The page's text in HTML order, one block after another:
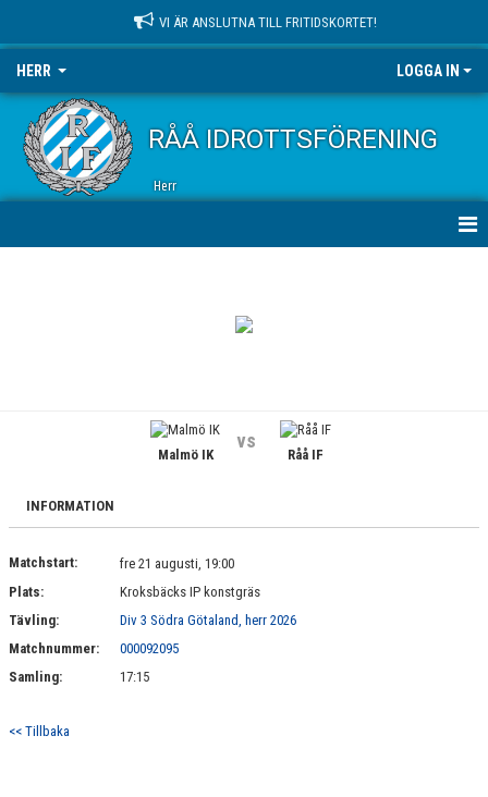
VI ÄR ANSLUTNA TILL FRITIDSKORTET!
HERR LOGGA IN
RÅÅ IDROTTSFÖRENING
Herr
DOKUMENT
KONTAKT
Malmö IK
vs
Råå IF
INFORMATION
Matchstart:
fre 21 augusti, 19:00
Plats:
Kroksbäcks IP konstgräs
Tävling:
Div 3 Södra Götaland, herr 2026
Matchnummer:
000092095
Samling:
17:15
<< Tillbaka